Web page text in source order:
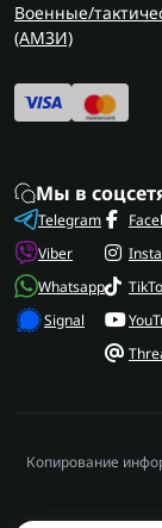
Военные/
(AMЗИ)
Мы в
Telegram
Viber
Whatsapp
Signal
Копирование